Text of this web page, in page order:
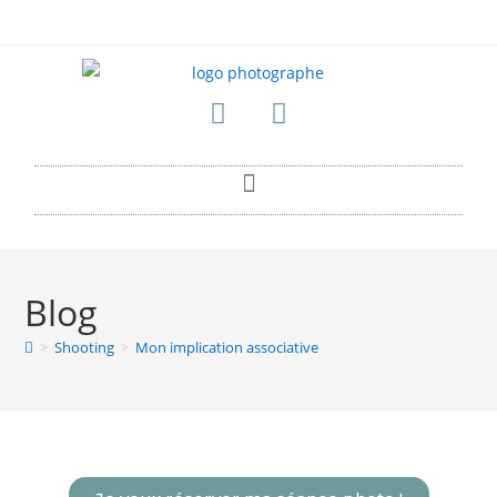
Blog
> Shooting > Mon implication associative